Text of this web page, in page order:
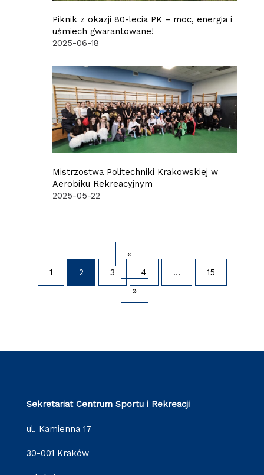
Piknik z okazji 80-lecia PK – moc, energia i
uśmiech gwarantowane!
2025-06-18
Mistrzostwa Politechniki Krakowskiej w
Aerobiku Rekreacyjnym
2025-05-22
«
1
2 3 4 …
15
»
Sekretariat Centrum Sportu i Rekreacji
ul. Kamienna 17
30-001 Kraków